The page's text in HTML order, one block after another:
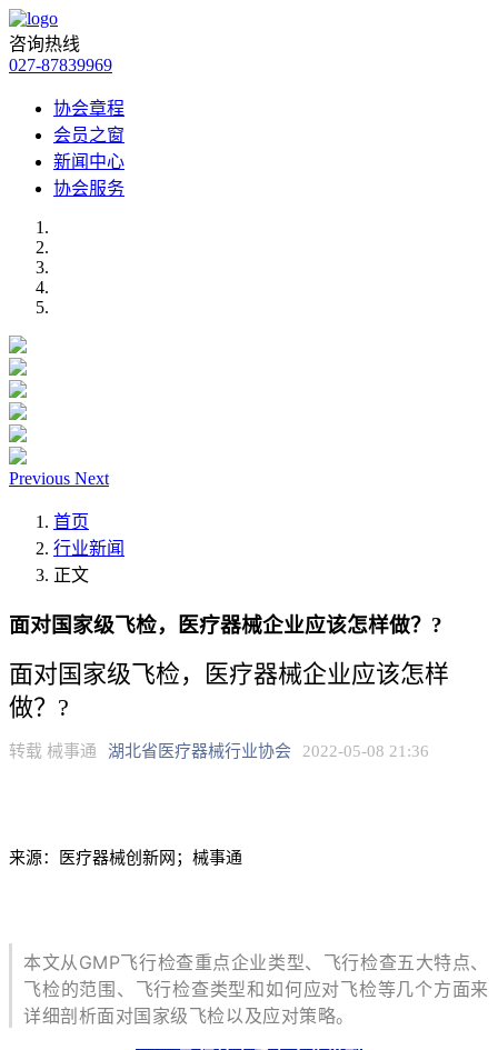
咨询热线
027-87839969
协会章程
会员之窗
新闻中心
协会服务
Previous Next
首页
行业新闻
正文
面对国家级飞检，医疗器械企业应该怎样做？?
面对国家级飞检，医疗器械企业应该怎样
做？?
转载 械事通 湖北省医疗器械行业协会 2022-05-08 21:36
来源：医疗器械创新网；械事通
本文从GMP飞行检查重点企业类型、飞行检查五大特点、
飞检的范围、飞行检查类型和如何应对飞检等几个方面来
详细剖析面对国家级飞检以及应对策略。